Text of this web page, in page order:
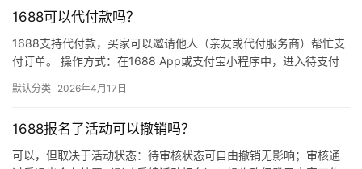
1688可以代付款吗？
1688支持代付款，买家可以邀请他人（亲友或代付服务商）帮忙支
付订单。 操作方式：在1688 App或支付宝小程序中，进入待支付
默认分类 2026年4月17日
1688报名了活动可以撤销吗？
可以，但取决于活动状态：待审核状态可自由撤销无影响；审核通